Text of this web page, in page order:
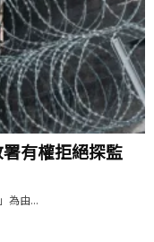
有權拒絕探監
為由...